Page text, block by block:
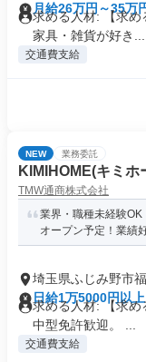
月給26万円～35万
求める人材: 【求め
家具・雑貨が好き...
交通費支給
NEW 業務委託
KIMIHOME(キミホ
TMW通商株式会社
業界・職種未経験
オープン予定！業績
埼玉県ふじみ野市
日給1万5000円以上
求める人材: 【求め
中型免許歓迎。 ...
交通費支給